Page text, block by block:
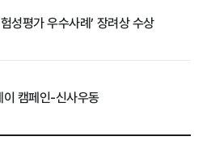
성평가 우수사례’ 장려상 수상
캠페인-신사우동